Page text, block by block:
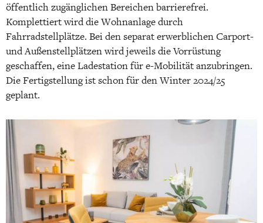
öffentlich zugänglichen Bereichen barrierefrei.
Komplettiert wird die Wohnanlage durch
Fahrradstellplätze. Bei den separat erwerblichen Carport-
und Außenstellplätzen wird jeweils die Vorrüstung
geschaffen, eine Ladestation für e-Mobilität anzubringen.
Die Fertigstellung ist schon für den Winter 2024/25
geplant.